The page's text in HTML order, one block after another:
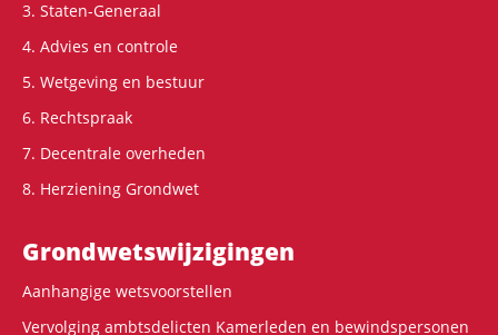
3. Staten-Generaal
4. Advies en controle
5. Wetgeving en bestuur
6. Rechtspraak
7. Decentrale overheden
8. Herziening Grondwet
Grondwets­wijzigingen
Aanhangige wetsvoorstellen
Vervolging ambtsdelicten Kamerleden en bewindspersonen